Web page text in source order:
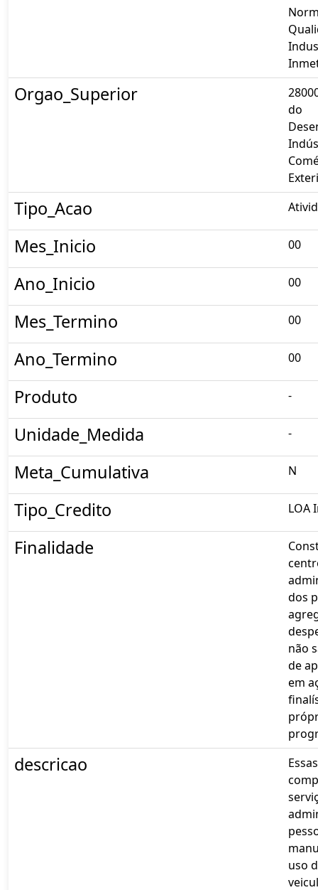
Orgao_Superior
do
Tipo_Acao
Mes_Inicio 00
Ano_Inicio 00
Mes_Termino 00
Ano_Termino 00
Produto -
Unidade_Medida -
Meta_Cumulativa N
Tipo_Credito LOA
Finalidade
dos
não
de
em
descricao
uso